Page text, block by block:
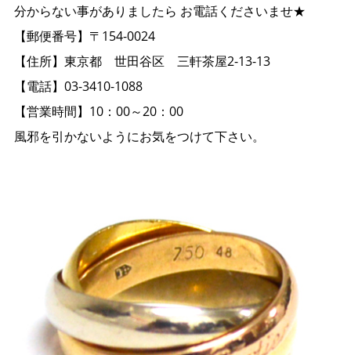
分からない事がありましたら お電話くださいませ★
【郵便番号】〒154-0024
【住所】東京都 世田谷区 三軒茶屋2-13-13
【電話】03-3410-1088
【営業時間】10：00～20：00
風邪を引かないようにお気をつけて下さい。